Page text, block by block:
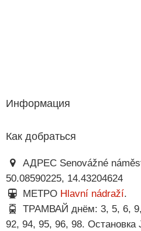
Информация
Как добраться
АДРЕС Senovážné
50.08590225, 14.43204624
МЕТРО Hlavní nádraží.
ТРАМВАЙ днём: 3, 5, 6,
92, 94, 95, 96, 98. Остановка